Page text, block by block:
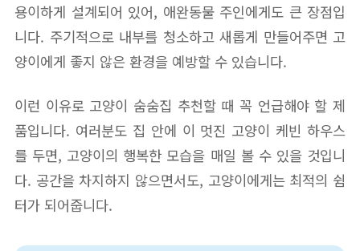
용이하게 설계되어 있어, 애완동물 주인에게도 큰 장점입
니다. 주기적으로 내부를 청소하고 새롭게 만들어주면 고
양이에게 좋지 않은 환경을 예방할 수 있습니다.
이런 이유로 고양이 숨숨집 추천할 때 꼭 언급해야 할 제
품입니다. 여러분도 집 안에 이 멋진 고양이 케빈 하우스
를 두면, 고양이의 행복한 모습을 매일 볼 수 있을 것입니
다. 공간을 차지하지 않으면서도, 고양이에게는 최적의 쉼
터가 되어줍니다.